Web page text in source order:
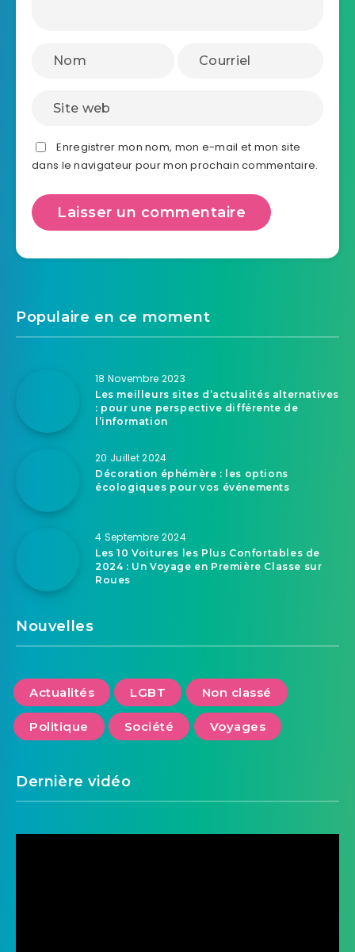
Enregistrer mon nom, mon e-mail et mon site
dans le navigateur pour mon prochain commentaire.
Populaire en ce moment
18 Novembre 2023
Les meilleurs sites d’actualités alternatives
: pour une perspective différente de
l’information
20 Juillet 2024
Décoration éphémère : les options
écologiques pour vos événements
4 Septembre 2024
Les 10 Voitures les Plus Confortables de
2024 : Un Voyage en Première Classe sur
Roues
Nouvelles
Actualités LGBT Non classé
Politique Société Voyages
Dernière vidéo